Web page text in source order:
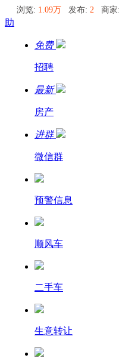
浏览: 1.09万 发布: 2 商家:
助
免费
招聘
最新
房产
进群
微信群
预警信息
顺风车
二手车
生意转让